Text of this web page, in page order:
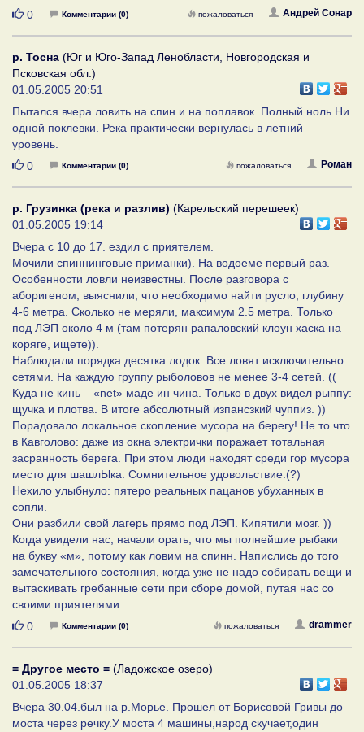
Нравится
0 Комментарии (0) Андрей Сонар
пожаловаться
р. Тосна (Юг и Юго-Запад Ленобласти, Новгородская и
Псковская обл.)
01.05.2005 20:51
Пытался вчера ловить на спин и на поплавок. Полный ноль.Ни
одной поклевки. Река практически вернулась в летний
уровень.
Нравится
0 Комментарии (0) Роман
пожаловаться
р. Грузинка (река и разлив) (Карельский перешеек)
01.05.2005 19:14
Вчера с 10 до 17. ездил с приятелем.
Мочили спиннинговые приманки). На водоеме первый раз.
Особенности ловли неизвестны. После разговора с
аборигеном, выяснили, что необходимо найти русло, глубину
4-6 метра. Сколько не меряли, максимум 2.5 метра. Только
под ЛЭП около 4 м (там потерян рапаловский клоун хаска на
коряге, ищете)).
Наблюдали порядка десятка лодок. Все ловят исключительно
сетями. На каждую группу рыболовов не менее 3-4 сетей. ((
Куда не кинь – «net» маде ин чина. Только в двух видел рыппу:
щучка и плотва. В итоге абсолютный изпансзкий чуппиз. ))
Порадовало локальное скопление мусора на берегу! Не то что
в Кавголово: даже из окна электрички поражает тотальная
засранность берега. При этом люди находят среди гор мусора
место для шашлЫка. Сомнительное удовольствие.(?)
Нехило улыбнуло: пятеро реальных пацанов убуханных в
сопли.
Они разбили свой лагерь прямо под ЛЭП. Кипятили мозг. ))
Когда увидели нас, начали орать, что мы полнейшие рыбаки
на букву «м», потому как ловим на спинн. Напислись до того
замечательного состояния, когда уже не надо собирать вещи и
вытаскивать гребанные сети при сборе домой, путая нас со
своими приятелями.
Нравится
0 Комментарии (0) drammer
пожаловаться
= Другое место = (Ладожское озеро)
01.05.2005 18:37
Вчера 30.04.был на р.Морье. Прошел от Борисовой Гривы до
моста через речку.У моста 4 машины,народ скучает,один